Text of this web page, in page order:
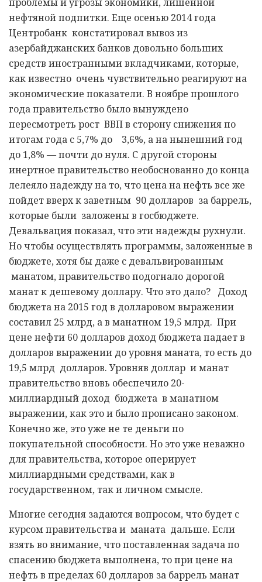
нефтяной подпитки. Еще осенью 2014 года
Центробанк констатировал вывоз из
азербайджанских банков довольно больших
средств иностранными вкладчиками, которые,
как известно очень чувствительно реагируют на
экономические показатели. В ноябре прошлого
года правительство было вынуждено
пересмотреть рост ВВП в сторону снижения по
итогам года с 5,7% до 3,6%, а на нынешний год
до 1,8% — почти до нуля. С другой стороны
инертное правительство необоснованно до конца
лелеяло надежду на то, что цена на нефть все же
пойдет вверх к заветным 90 долларов за баррель,
которые были заложены в госбюджете.
Девальвация показал, что эти надежды рухнули.
Но чтобы осуществлять программы, заложенные в
бюджете, хотя бы даже с девальвированным
манатом, правительство подогнало дорогой
манат к дешевому доллару. Что это дало? Доход
бюджета на 2015 год в долларовом выражении
составил 25 млрд, а в манатном 19,5 млрд. При
цене нефти 60 долларов доход бюджета падает в
долларов выражении до уровня маната, то есть до
19,5 млрд долларов. Уровняв доллар и манат
правительство вновь обеспечило 20-
миллиардный доход бюджета в манатном
выражении, как это и было прописано законом.
Конечно же, это уже не те деньги по
покупательной способности. Но это уже неважно
для правительства, которое оперирует
миллиардными средствами, как в
государственном, так и личном смысле.
Многие сегодня задаются вопросом, что будет с
курсом правительства и маната дальше. Если
взять во внимание, что поставленная задача по
спасению бюджета выполнена, то при цене на
нефть в пределах 60 долларов за баррель манат